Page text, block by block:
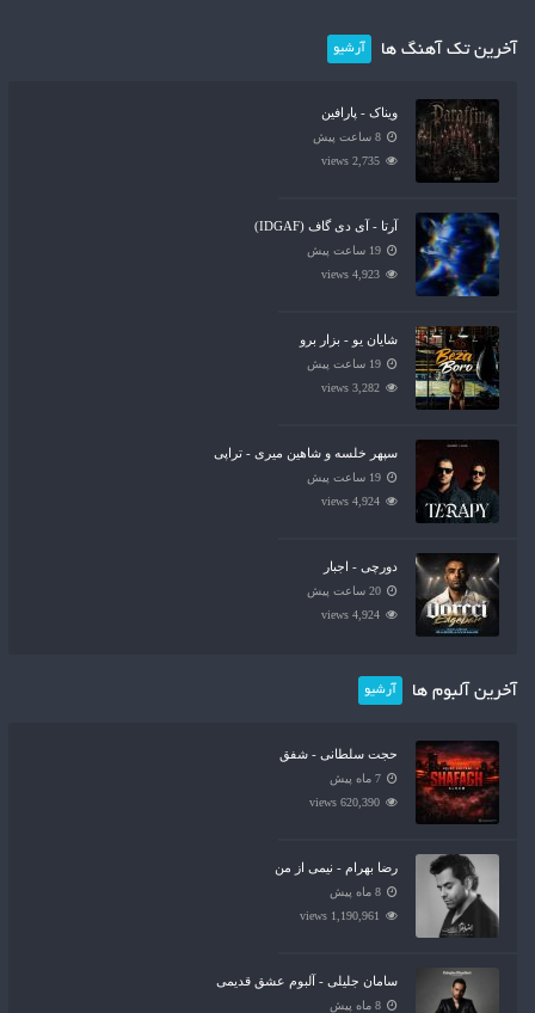
آخرین تک آهنگ ها آرشیو
ویناک - پارافین
8 ساعت پیش
2,735 views
آرتا - آی دی گاف (IDGAF)
19 ساعت پیش
4,923 views
شایان یو - بزار برو
19 ساعت پیش
3,282 views
سپهر خلسه و شاهین میری - تراپی
19 ساعت پیش
4,924 views
دورچی - اجبار
20 ساعت پیش
4,924 views
آخرین آلبوم ها آرشیو
حجت سلطانی - شفق
7 ماه پیش
620,390 views
رضا بهرام - نیمی از من
8 ماه پیش
1,190,961 views
سامان جلیلی - آلبوم عشق قدیمی
8 ماه پیش